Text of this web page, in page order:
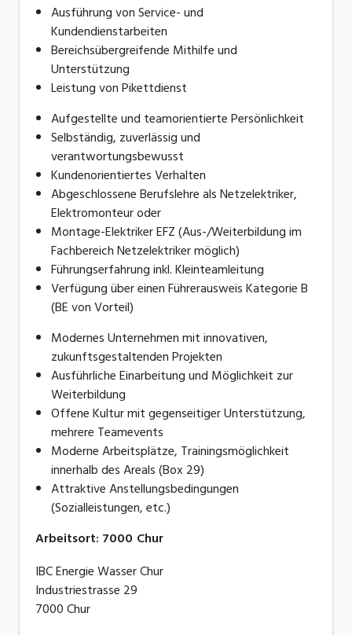
Ausführung von Service- und
Kundendienstarbeiten
Bereichsübergreifende Mithilfe und
Unterstützung
Leistung von Pikettdienst
Aufgestellte und teamorientierte Persönlichkeit
Selbständig, zuverlässig und
verantwortungsbewusst
Kundenorientiertes Verhalten
Abgeschlossene Berufslehre als Netzelektriker,
Elektromonteur oder
Montage-Elektriker EFZ (Aus-/Weiterbildung im
Fachbereich Netzelektriker möglich)
Führungserfahrung inkl. Kleinteamleitung
Verfügung über einen Führerausweis Kategorie B
(BE von Vorteil)
Modernes Unternehmen mit innovativen,
zukunftsgestaltenden Projekten
Ausführliche Einarbeitung und Möglichkeit zur
Weiterbildung
Offene Kultur mit gegenseitiger Unterstützung,
mehrere Teamevents
Moderne Arbeitsplätze, Trainingsmöglichkeit
innerhalb des Areals (Box 29)
Attraktive Anstellungsbedingungen
(Sozialleistungen, etc.)
Arbeitsort: 7000 Chur
IBC Energie Wasser Chur
Industriestrasse 29
7000 Chur